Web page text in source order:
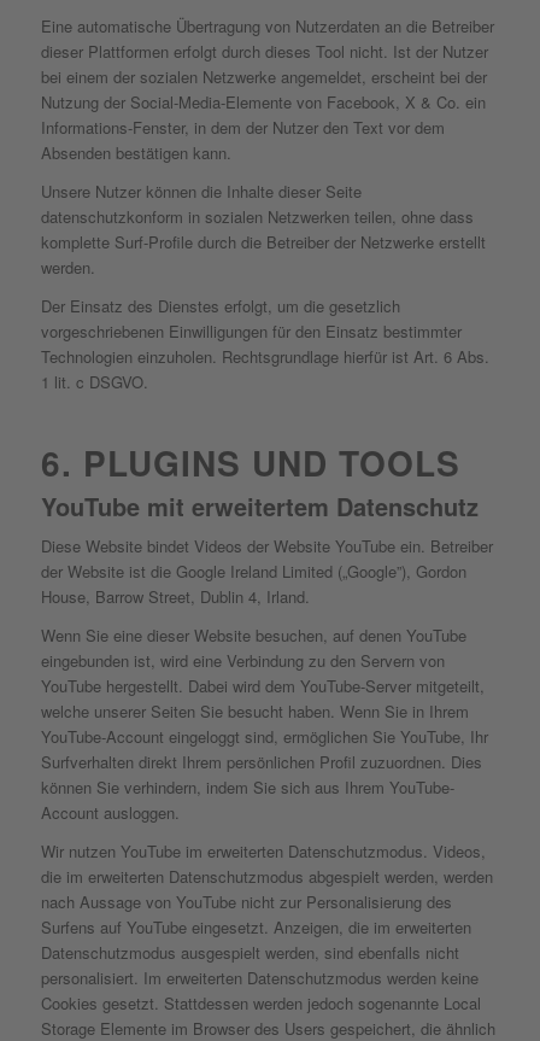
Eine automatische Übertragung von Nutzerdaten an die Betreiber
dieser Plattformen erfolgt durch dieses Tool nicht. Ist der Nutzer
bei einem der sozialen Netzwerke angemeldet, erscheint bei der
Nutzung der Social-Media-Elemente von Facebook, X & Co. ein
Informations-Fenster, in dem der Nutzer den Text vor dem
Absenden bestätigen kann.
Unsere Nutzer können die Inhalte dieser Seite
datenschutzkonform in sozialen Netzwerken teilen, ohne dass
komplette Surf-Profile durch die Betreiber der Netzwerke erstellt
werden.
Der Einsatz des Dienstes erfolgt, um die gesetzlich
vorgeschriebenen Einwilligungen für den Einsatz bestimmter
Technologien einzuholen. Rechtsgrundlage hierfür ist Art. 6 Abs.
1 lit. c DSGVO.
6. PLUGINS UND TOOLS
YouTube mit erweitertem Datenschutz
Diese Website bindet Videos der Website YouTube ein. Betreiber
der Website ist die Google Ireland Limited („Google”), Gordon
House, Barrow Street, Dublin 4, Irland.
Wenn Sie eine dieser Website besuchen, auf denen YouTube
eingebunden ist, wird eine Verbindung zu den Servern von
YouTube hergestellt. Dabei wird dem YouTube-Server mitgeteilt,
welche unserer Seiten Sie besucht haben. Wenn Sie in Ihrem
YouTube-Account eingeloggt sind, ermöglichen Sie YouTube, Ihr
Surfverhalten direkt Ihrem persönlichen Profil zuzuordnen. Dies
können Sie verhindern, indem Sie sich aus Ihrem YouTube-
Account ausloggen.
Wir nutzen YouTube im erweiterten Datenschutzmodus. Videos,
die im erweiterten Datenschutzmodus abgespielt werden, werden
nach Aussage von YouTube nicht zur Personalisierung des
Surfens auf YouTube eingesetzt. Anzeigen, die im erweiterten
Datenschutzmodus ausgespielt werden, sind ebenfalls nicht
personalisiert. Im erweiterten Datenschutzmodus werden keine
Cookies gesetzt. Stattdessen werden jedoch sogenannte Local
Storage Elemente im Browser des Users gespeichert, die ähnlich